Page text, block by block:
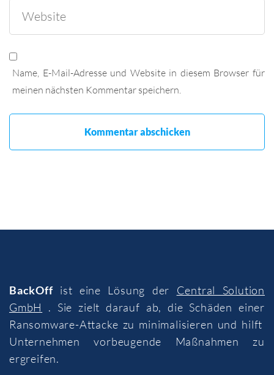
Name, E-Mail-Adresse und Website in diesem Browser für
meinen nächsten Kommentar speichern.
BackOffist eine Lösung der Central Solution
GmbH
. Sie zielt darauf ab, die Schäden einer
Ransomware-Attacke zu minimalisieren und hilft
Unternehmen vorbeugende Maßnahmen zu
ergreifen.